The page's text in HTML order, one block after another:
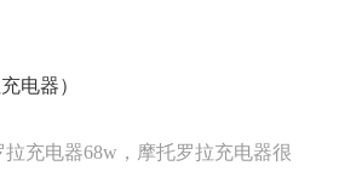
电器）
充电器68w，摩托罗拉充电器很